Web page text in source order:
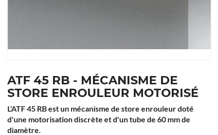
ATF 45 RB - MÉCANISME DE
STORE ENROULEUR MOTORISÉ
L'ATF 45 RB est un mécanisme de store enrouleur doté
d'une motorisation discrète et d'un tube de 60 mm de
diamètre.